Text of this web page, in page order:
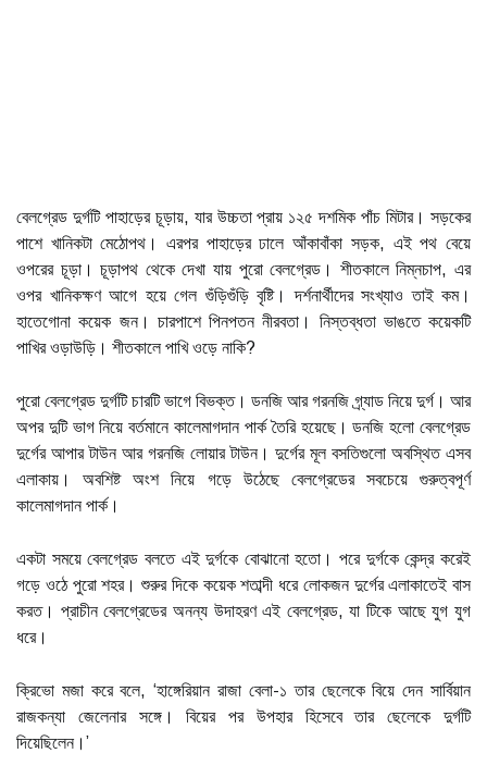
বেলগ্রেড দুর্গটি পাহাড়ের চূড়ায়, যার উচ্চতা প্রায় ১২৫ দশমিক পাঁচ মিটার। সড়কের
পাশে খানিকটা মেঠোপথ। এরপর পাহাড়ের ঢালে আঁকাবাঁকা সড়ক, এই পথ বেয়ে
ওপরের চূড়া। চূড়াপথ থেকে দেখা যায় পুরো বেলগ্রেড। শীতকালে নিম্নচাপ, এর
ওপর খানিকক্ষণ আগে হয়ে গেল গুঁড়িগুঁড়ি বৃষ্টি। দর্শনার্থীদের সংখ্যাও তাই কম।
হাতেগোনা কয়েক জন। চারপাশে পিনপতন নীরবতা। নিস্তব্ধতা ভাঙতে কয়েকটি
পাখির ওড়াউড়ি। শীতকালে পাখি ওড়ে নাকি?
পুরো বেলগ্রেড দুর্গটি চারটি ভাগে বিভক্ত। ডনজি আর গরনজি গ্র্যাড নিয়ে দুর্গ। আর
অপর দুটি ভাগ নিয়ে বর্তমানে কালেমাগদান পার্ক তৈরি হয়েছে। ডনজি হলো বেলগ্রেড
দুর্গের আপার টাউন আর গরনজি লোয়ার টাউন। দুর্গের মূল বসতিগুলো অবস্থিত এসব
এলাকায়। অবশিষ্ট অংশ নিয়ে গড়ে উঠেছে বেলগ্রেডের সবচেয়ে গুরুত্বপূর্ণ
কালেমাগদান পার্ক।
একটা সময়ে বেলগ্রেড বলতে এই দুর্গকে বোঝানো হতো। পরে দুর্গকে কেন্দ্র করেই
গড়ে ওঠে পুরো শহর। শুরুর দিকে কয়েক শতাব্দী ধরে লোকজন দুর্গের এলাকাতেই বাস
করত। প্রাচীন বেলগ্রেডের অনন্য উদাহরণ এই বেলগ্রেড, যা টিকে আছে যুগ যুগ
ধরে।
ক্রিভো মজা করে বলে, ‘হাঙ্গেরিয়ান রাজা বেলা-১ তার ছেলেকে বিয়ে দেন সার্বিয়ান
রাজকন্যা জেলেনার সঙ্গে। বিয়ের পর উপহার হিসেবে তার ছেলেকে দুর্গটি
দিয়েছিলেন।’